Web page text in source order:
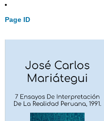
Page ID